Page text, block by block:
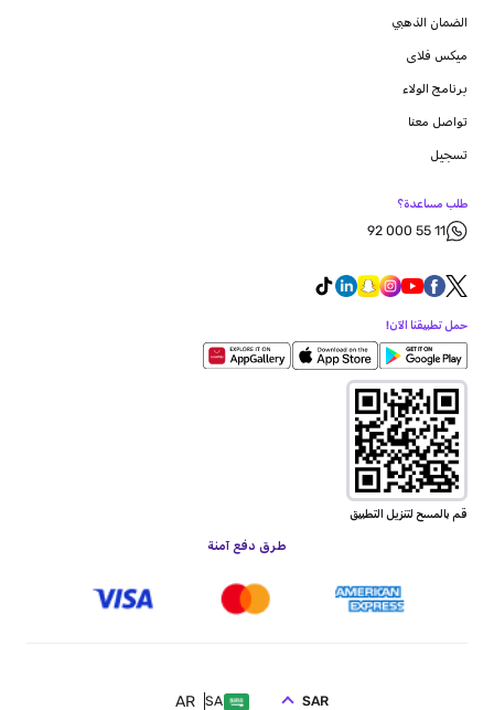
الضمان الذهبي
ميكس فلاى
برنامج الولاء
تواصل معنا
تسجيل
طلب مساعدة؟
92 000 55 11
حمل تطبيقنا الآن!
قم بالمسح لتنزيل التطبيق
طرق دفع آمنة
SA
AR SAR